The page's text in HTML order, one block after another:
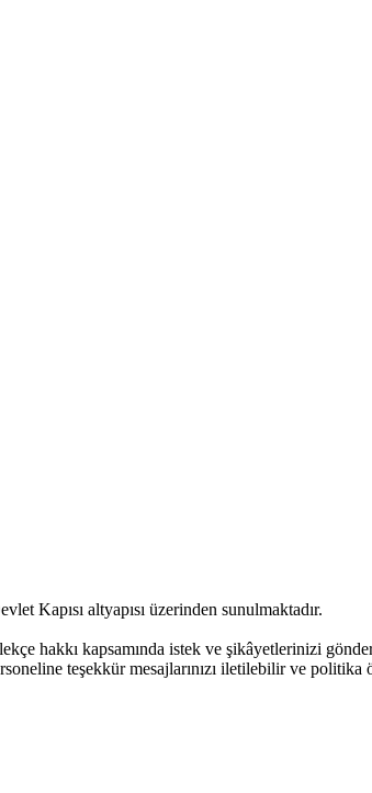
Kapısı altyapısı üzerinden sunulmaktadır.
hakkı kapsamında istek ve şikâyetlerinizi
teşekkür mesajlarınızı iletilebilir ve